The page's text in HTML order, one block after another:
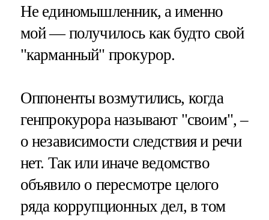
Не единомышленник, а именно
мой — получилось как будто свой
"карманный" прокурор.
Оппоненты возмутились, когда
генпрокурора называют "своим", –
о независимости следствия и речи
нет. Так или иначе ведомство
объявило о пересмотре целого
ряда коррупционных дел, в том